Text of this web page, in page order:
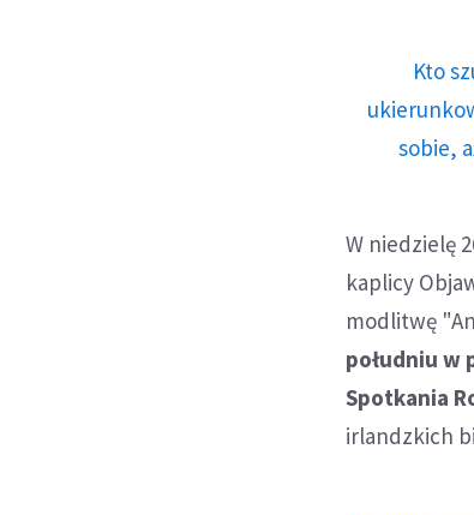
Kto
sobie,
W niedzielę
kaplicy
modlitwę
południu w
Spotkania
irlandzkich